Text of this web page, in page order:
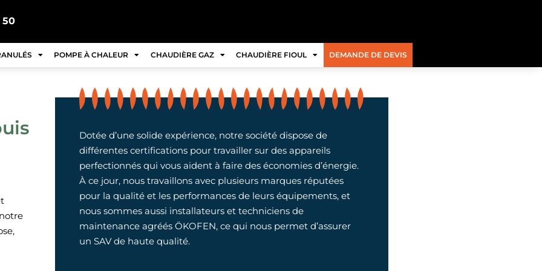
50
POMPE À CHALEUR CHAUDIÈRE GAZ CHAUDIÈRE FIOUL DEMANDE DE DEVIS
Dotée d’une solide expérience, notre société dispose de
différentes certifications pour travailler sur des appareils
perfectionnés qui vous aident à faire des économies d’énergie.
À ce jour, nous travaillons avec plusieurs marques réputées
pour la qualité et les performances de leurs équipements, et
nous sommes aussi installateurs et techniciens de
maintenance agréés ÖKOFEN, ce qui nous permet d’assurer
un SAV de haute qualité.